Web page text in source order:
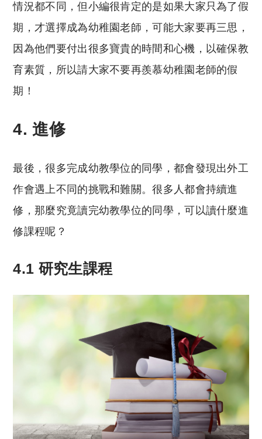
情況都不同，但小編很肯定的是如果大家只為了假
期，才選擇成為幼稚園老師，可能大家要再三思，
因為他們要付出很多寶貴的時間和心機，以確保教
育素質，所以請大家不要再羨慕幼稚園老師的假
期！
4. 進修
最後，很多完成幼教學位的同學，都會發現出外工
作會遇上不同的挑戰和難關。很多人都會持續進
修，那麼究竟讀完幼教學位的同學，可以讀什麼進
修課程呢？
4.1 研究生課程